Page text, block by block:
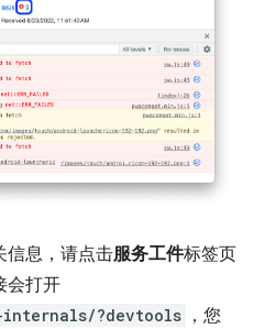
信息，请点击服务工件标签页
会打开
?devtools ，您